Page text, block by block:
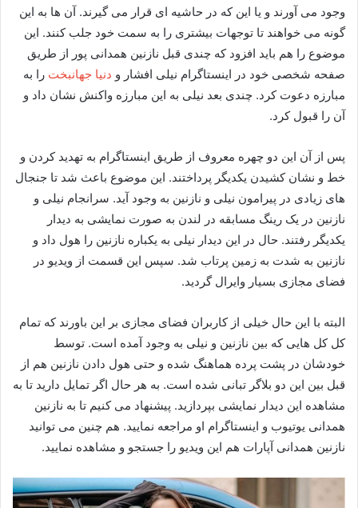
وجود می‌ آورند و یا این که در حاشیه ای قرار می‌ گیرند. آن ها به این
گونه می خواهند تا توجهات بیشتری را به سمت خود جلب کنند. این
موضوع را هم باید افزود که چندی قبل نازنین همدانی پور از طریق
صفحه شخصی خود در اینستاگرام نیلی افشار و دنیا جهانبخت را به
مبارزه دعوت کرد. چندی بعد نیلی به این مبارزه واکنش نشان داد و
آن را قبول کرد.
پس از آن این دو چهره معروف از طریق اینستاگرام به تهدید کردن و
خط و نشان کشیدن یکدیگر پرداختند. این موضوع باعث شد تا جنجال‌
های زیادی در پیرامون نیلی و نازنین به وجود آید. سرانجام‌ نیلی و
نازنین در یک رینگ مسابقه در لندن به صورت نمایشی به دیدار
یکدیگر رفتند. حال در این دیدار نیلی به یکباره نازنین را هول داد و
نازنین به شدت به زمین پرتاب شد. سپس این قسمت از ویدیو در
فضای مجازی بسیار وایرال گردید.
البته با این حال خیلی از کاربران فضای مجازی بر این باورند که تمام
کل کل‌ هایی که بین نازنین و نیلی به وجود آمده است. توسط
خودشان در پشت پرده هماهنگ شده و حتی هول دادن نازنین هم از
قبل بین این دو بلاگر تبانی شده است. به هر حال اگر تمایل دارید تا به
مشاهده این دیدار نمایشی بپردازید. پیشنهاد می‌ کنیم تا به نازنین
همدانی یوتیوب و اینستاگرام او مراجعه نمایید. هم چنین می‌ توانید
نازنین همدانی آپارات هم این ویدیو را جستجو و مشاهده نمایید.